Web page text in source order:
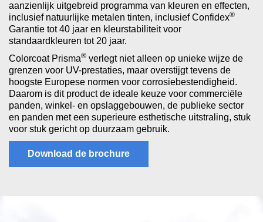
aanzienlijk uitgebreid programma van kleuren en effecten,
inclusief natuurlijke metalen tinten, inclusief Confidex®
Garantie tot 40 jaar en kleurstabiliteit voor
standaardkleuren tot 20 jaar.
Colorcoat Prisma® verlegt niet alleen op unieke wijze de
grenzen voor UV-prestaties, maar overstijgt tevens de
hoogste Europese normen voor corrosiebestendigheid.
Daarom is dit product de ideale keuze voor commerciële
panden, winkel- en opslaggebouwen, de publieke sector
en panden met een superieure esthetische uitstraling, stuk
voor stuk gericht op duurzaam gebruik.
Download de brochure